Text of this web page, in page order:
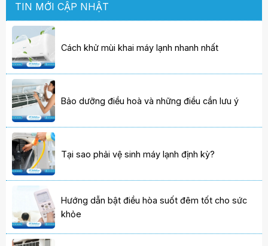
TIN MỚI CẬP NHẬT
Cách khử mùi khai máy lạnh nhanh nhất
Bảo dưỡng điều hoà và những điều cần lưu ý
Tại sao phải vệ sinh máy lạnh định kỳ?
Hướng dẫn bật điều hòa suốt đêm tốt cho sức
khỏe